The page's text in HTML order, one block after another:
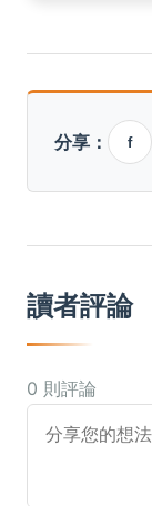
分享： f
讀者評論
0 則評論